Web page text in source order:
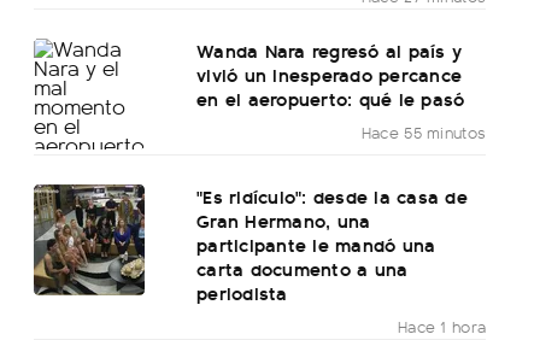
Wanda Nara regresó al país y
vivió un inesperado percance
en el aeropuerto: qué le pasó
Hace 55 minutos
"Es ridículo": desde la casa de
Gran Hermano, una
participante le mandó una
carta documento a una
periodista
Hace 1 hora